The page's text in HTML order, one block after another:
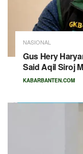
NASIONAL
Gus Hery
Said Aqil Siroj
KABARBANTEN.COM